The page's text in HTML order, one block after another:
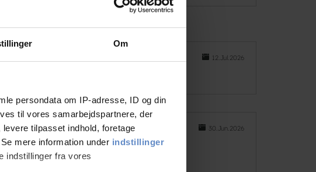
Om
persondata om IP-adresse, ID og din
til vores samarbejdspartnere, der
tilpasset indhold, foretage
mere information under indstillinger
indstillinger fra vores
12.Jul.2026
30.Jun.2026
Alle Var meget begejstrede.